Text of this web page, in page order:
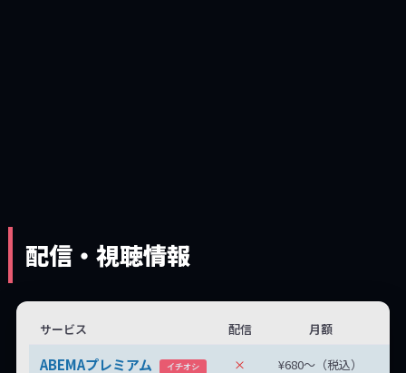
配信・視聴情報
サービス 配信 月額
ABEMAプレミアム イチオシ × ¥680〜（税込）